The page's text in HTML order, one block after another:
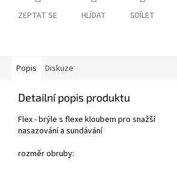
ZEPTAT SE HLÍDAT SDÍLET
Popis Diskuze
Detailní popis produktu
Flex - brýle s flexe kloubem pro snažší
nasazování a sundávání
rozměr obruby: